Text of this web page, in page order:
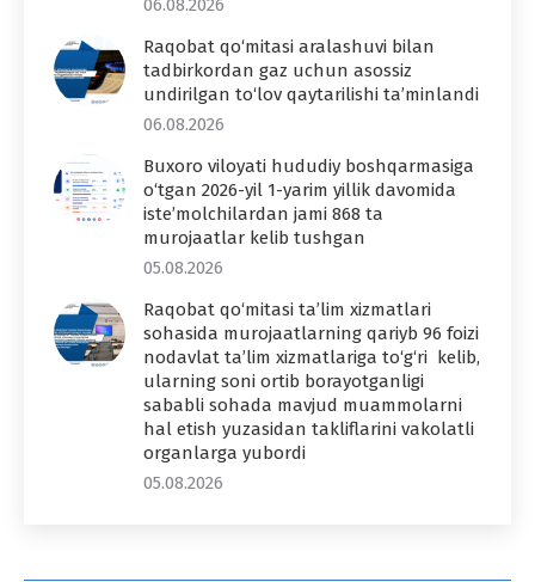
06.08.2026
Raqobat qo‘mitasi aralashuvi bilan
tadbirkordan gaz uchun asossiz
undirilgan to‘lov qaytarilishi ta’minlandi
06.08.2026
Buxoro viloyati hududiy boshqarmasiga
o‘tgan 2026-yil 1-yarim yillik davomida
iste’molchilardan jami 868 ta
murojaatlar kelib tushgan
05.08.2026
Raqobat qo‘mitasi ta’lim xizmatlari
sohasida murojaatlarning qariyb 96 foizi
nodavlat ta’lim xizmatlariga to‘g‘ri kelib,
ularning soni ortib borayotganligi
sababli sohada mavjud muammolarni
hal etish yuzasidan takliflarini vakolatli
organlarga yubordi
05.08.2026